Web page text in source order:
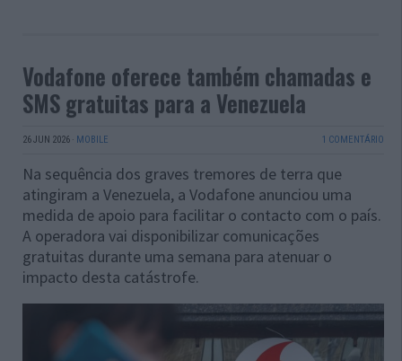
Vodafone oferece também chamadas e
SMS gratuitas para a Venezuela
26 JUN 2026 · MOBILE 1 COMENTÁRIO
Na sequência dos graves tremores de terra que
atingiram a Venezuela, a Vodafone anunciou uma
medida de apoio para facilitar o contacto com o país.
A operadora vai disponibilizar comunicações
gratuitas durante uma semana para atenuar o
impacto desta catástrofe.